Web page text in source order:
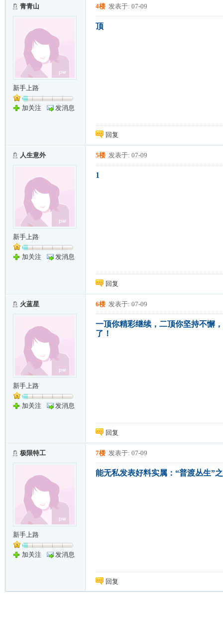
青青山
新手上路
加关注 发消息
4楼 发表于: 07-09
顶
回复
人生意外
新手上路
加关注 发消息
5楼 发表于: 07-09
1
回复
火蓝星
新手上路
加关注 发消息
6楼 发表于: 07-09
一顶你精彩继续，二顶你坚持不懈
了！
回复
极限特工
新手上路
加关注 发消息
7楼 发表于: 07-09
能无私发表好料实属：“普渡丛生”
回复